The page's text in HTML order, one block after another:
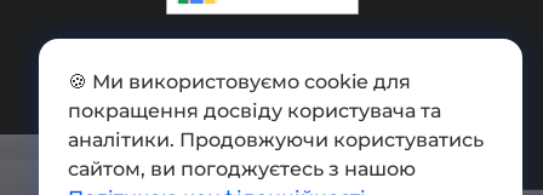
Додати обмінник
Мапа сайту
Press kit
Умови використання
🍪 Ми використовуємо cookie для
покращення досвіду користувача та
аналітики. Продовжуючи користуватись
сайтом, ви погоджуєтесь з нашою